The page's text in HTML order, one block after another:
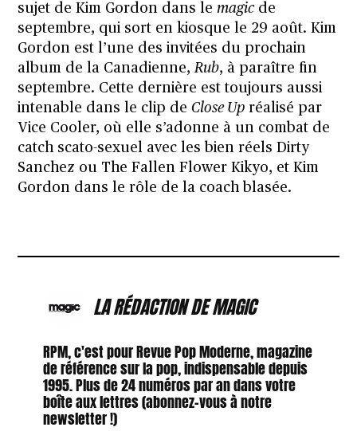
sujet de Kim Gordon dans le magicde
septembre, qui sort en kiosque le 29 août. Kim
Gordon est l’une des invitées du prochain
album de la Canadienne, Rub, à paraître fin
septembre. Cette dernière est toujours aussi
intenable dans le clip deClose Up réalisé par
Vice Cooler, où elle s’adonne à un combat de
catch scato-sexuel avec les bien réels Dirty
Sanchez ou The Fallen Flower Kikyo, et Kim
Gordon dans le rôle de la coach blasée.
LA RÉDACTION DE MAGIC
RPM, c'est pour Revue Pop Moderne, magazine
de référence sur la pop, indispensable depuis
1995. Plus de 24 numéros par an dans votre
boîte aux lettres (abonnez-vous à notre
newsletter !)